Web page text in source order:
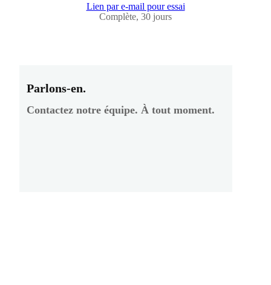
Lien par e-mail pour essai
Complète, 30 jours
Parlons-en.
Contactez notre équipe. À tout moment.